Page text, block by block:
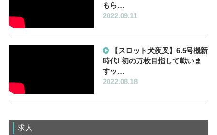
もら…
2022.09.11
【スロット犬夜叉】6.5号機新
時代! 初の万枚目指して戦いま
すッ…
2022.08.18
求人